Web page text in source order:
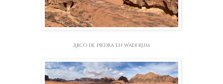
Arco de Piedra en Wadi Rum